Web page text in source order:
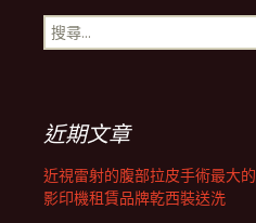
航
列
搜
尋
近期文章
近視雷射的腹部拉皮手術最大的
影印機租賃品牌乾西裝送洗